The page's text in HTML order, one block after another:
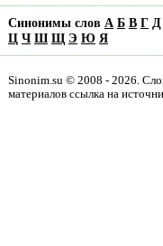
Синонимы слов А Б В Г Д
Ц Ч Ш Щ Э Ю Я
Sinonim.su © 2008 - 2026.
материалов ссылка на